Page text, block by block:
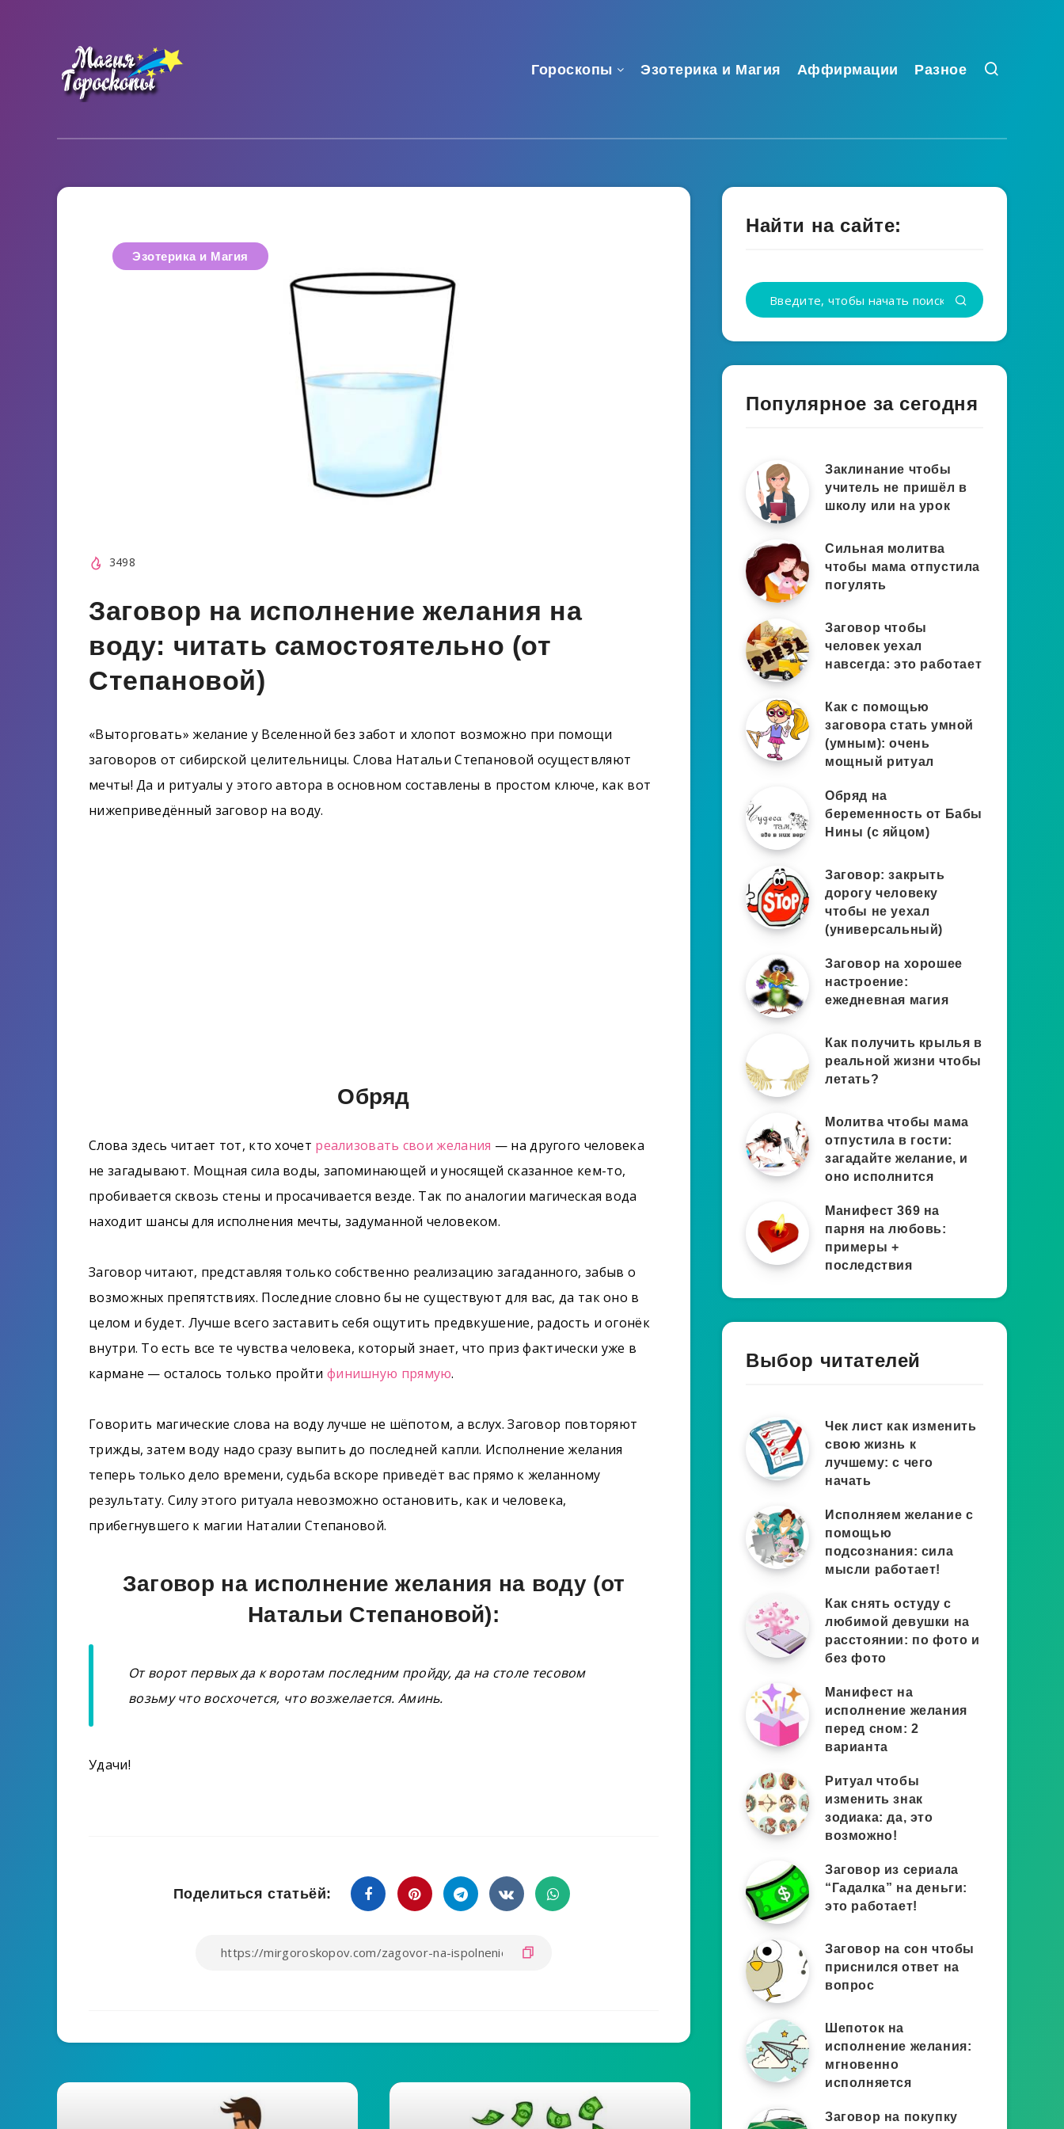
Гороскопы Эзотерика и Магия Аффирмации Разное
Эзотерика и Магия
3498
Заговор на исполнение желания на
воду: читать самостоятельно (от
Степановой)
«Выторговать» желание у Вселенной без забот и хлопот возможно при помощи
заговоров от сибирской целительницы. Слова Натальи Степановой осуществляют
мечты! Да и ритуалы у этого автора в основном составлены в простом ключе, как вот
нижеприведённый заговор на воду.
Обряд
Слова здесь читает тот, кто хочет реализовать свои желания — на другого человека
не загадывают. Мощная сила воды, запоминающей и уносящей сказанное кем-то,
пробивается сквозь стены и просачивается везде. Так по аналогии магическая вода
находит шансы для исполнения мечты, задуманной человеком.
Заговор читают, представляя только собственно реализацию загаданного, забыв о
возможных препятствиях. Последние словно бы не существуют для вас, да так оно в
целом и будет. Лучше всего заставить себя ощутить предвкушение, радость и огонёк
внутри. То есть все те чувства человека, который знает, что приз фактически уже в
кармане — осталось только пройти финишную прямую.
Говорить магические слова на воду лучше не шёпотом, а вслух. Заговор повторяют
трижды, затем воду надо сразу выпить до последней капли. Исполнение желания
теперь только дело времени, судьба вскоре приведёт вас прямо к желанному
результату. Силу этого ритуала невозможно остановить, как и человека,
прибегнувшего к магии Наталии Степановой.
Заговор на исполнение желания на воду (от
Натальи Степановой):
От ворот первых да к воротам последним пройду, да на столе тесовом
возьму что восхочется, что возжелается. Аминь.
Удачи!
Поделиться статьёй:
Найти на сайте:
Популярное за сегодня
Заклинание чтобы
учитель не пришёл в
школу или на урок
Сильная молитва
чтобы мама отпустила
погулять
Заговор чтобы
человек уехал
навсегда: это работает
Как с помощью
заговора стать умной
(умным): очень
мощный ритуал
Обряд на
беременность от Бабы
Нины (с яйцом)
Заговор: закрыть
дорогу человеку
чтобы не уехал
(универсальный)
Заговор на хорошее
настроение:
ежедневная магия
Как получить крылья в
реальной жизни чтобы
летать?
Молитва чтобы мама
отпустила в гости:
загадайте желание, и
оно исполнится
Манифест 369 на
парня на любовь:
примеры +
последствия
Выбор читателей
Чек лист как изменить
свою жизнь к
лучшему: с чего
начать
Исполняем желание с
помощью
подсознания: сила
мысли работает!
Как снять остуду с
любимой девушки на
расстоянии: по фото и
без фото
Манифест на
исполнение желания
перед сном: 2
варианта
Ритуал чтобы
изменить знак
зодиака: да, это
возможно!
Заговор из сериала
“Гадалка” на деньги:
это работает!
Заговор на сон чтобы
приснился ответ на
вопрос
Шепоток на
исполнение желания:
мгновенно
исполняется
Заговор на покупку